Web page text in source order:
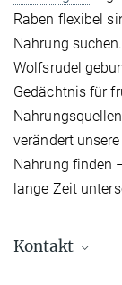
Raben flexibel
Nahrung
Wolfsrudel
Gedächtnis für
verändert
Nahrung finden
lange Zeit
Kontakt